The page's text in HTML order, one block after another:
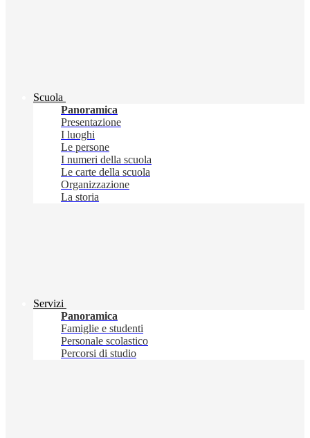
Scuola
Panoramica
Presentazione
I luoghi
Le persone
I numeri della scuola
Le carte della scuola
Organizzazione
La storia
Servizi
Panoramica
Famiglie e studenti
Personale scolastico
Percorsi di studio